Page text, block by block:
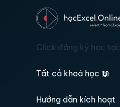
Click đăng ký học tại:
Tất cả khoá học 📖
Hướng dẫn kích hoạt